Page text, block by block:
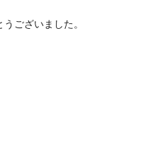
ございました。